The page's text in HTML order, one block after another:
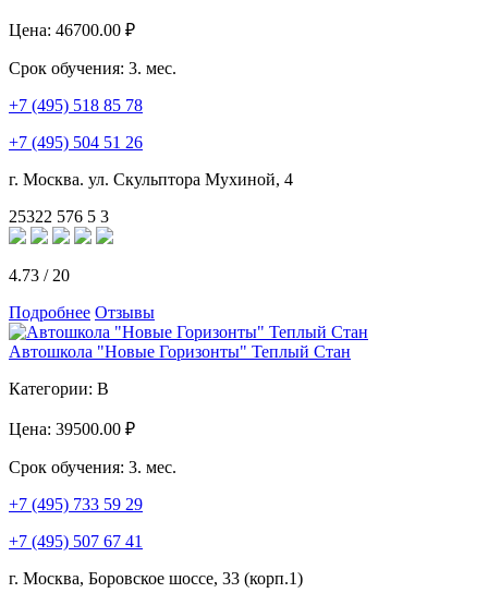
Цена: 46700.00 ₽
Срок обучения: 3. мес.
+7 (495) 518 85 78
+7 (495) 504 51 26
г. Москва. ул. Скульптора Мухиной, 4
25322 576 5 3
4.73 / 20
Подробнее Отзывы
Автошкола "Новые Горизонты" Теплый Стан
Категории: B
Цена: 39500.00 ₽
Срок обучения: 3. мес.
+7 (495) 733 59 29
+7 (495) 507 67 41
г. Москва, Боровское шоссе, 33 (корп.1)